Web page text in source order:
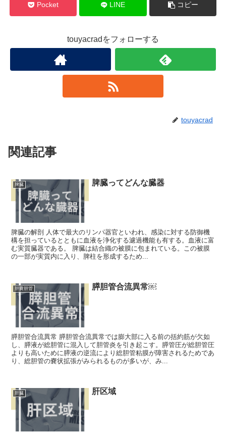
Pocket LINE コピー
touyacradをフォローする
touyacrad
関連記事
脾臓 脾臓ってどんな臓器
脾臓の解剖 人体で最大のリンパ器官といわれ、感染に対する防御機
構を担っているとともに血液を浄化する濾過機能も有する。血液に富
む実質臓器である。 脾臓は結合織の被膜に包まれている。この被膜
の一部が実質内に入り、脾柱を形成するため...
胆嚢胆管 膵胆管合流異常￼
膵胆管合流異常 膵胆管合流異常では膨大部に入る前の括約筋が欠如
し、膵液が総胆管に混入して胆管炎を引き起こす。膵管圧が総胆管圧
よりも高いために膵液の逆流により総胆管粘膜が障害されるためであ
り、総胆管の嚢状拡張がみられるものが多いが、み...
肝臓 肝区域